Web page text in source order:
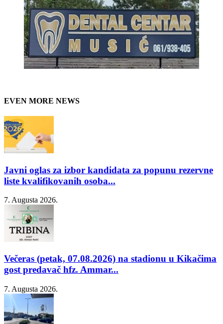
EVEN MORE NEWS
Javni oglas za izbor kandidata za popunu rezervne
liste kvalifikovanih osoba...
7. Augusta 2026.
Večeras (petak, 07.08.2026) na stadionu u Kikačima
gost predavač hfz. Ammar...
7. Augusta 2026.